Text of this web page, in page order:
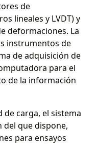
de
lineales y LVDT) y
deformaciones. La
instrumentos de
de adquisición de
para el
de la información
de carga, el sistema
del que dispone,
para ensayos